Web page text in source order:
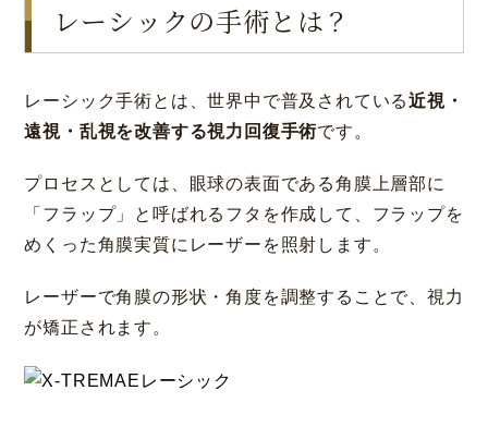
学会発表 / 論文 /
報道・メディア出演
ホーム
採用情報
サイトマップ プライバシーポリシー
手術キャンセルポリシー
迷惑行為に対するの当院の対応に関して
初診時における情報開示に関して
当医院への営業の窓口について
レーシックの手術とは？
レーシック手術とは、世界中で普及されている近視・
遠視・乱視を改善する視力回復手術です。
プロセスとしては、眼球の表面である角膜上層部に
「フラップ」と呼ばれるフタを作成して、フラップを
めくった角膜実質にレーザーを照射します。
レーザーで角膜の形状・角度を調整することで、視力
が矯正されます。